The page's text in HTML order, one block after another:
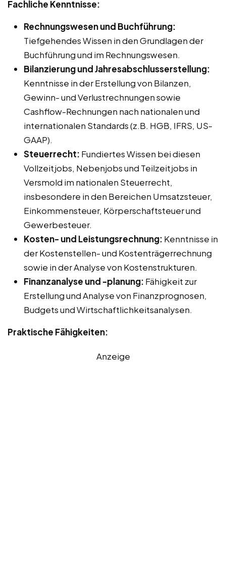
Fachliche Kenntnisse:
Rechnungswesen und Buchführung:
Tiefgehendes Wissen in den Grundlagen der
Buchführung und im Rechnungswesen.
Bilanzierung und Jahresabschlusserstellung:
Kenntnisse in der Erstellung von Bilanzen,
Gewinn- und Verlustrechnungen sowie
Cashflow-Rechnungen nach nationalen und
internationalen Standards (z.B. HGB, IFRS, US-
GAAP).
Steuerrecht: Fundiertes Wissen bei diesen
Vollzeitjobs, Nebenjobs und Teilzeitjobs in
Versmold im nationalen Steuerrecht,
insbesondere in den Bereichen Umsatzsteuer,
Einkommensteuer, Körperschaftsteuer und
Gewerbesteuer.
Kosten- und Leistungsrechnung: Kenntnisse in
der Kostenstellen- und Kostenträgerrechnung
sowie in der Analyse von Kostenstrukturen.
Finanzanalyse und -planung: Fähigkeit zur
Erstellung und Analyse von Finanzprognosen,
Budgets und Wirtschaftlichkeitsanalysen.
Praktische Fähigkeiten:
Anzeige